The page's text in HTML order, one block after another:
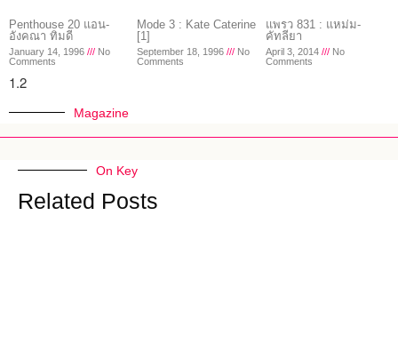
Penthouse 20 แอน-
อังคณา ทิมดี
January 14, 1996
No
Comments
Mode 3 : Kate Caterine
[1]
September 18, 1996
No
Comments
แพรว 831 : แหม่ม-
คัทลียา
April 3, 2014
No
Comments
Magazine
On Key
Related Posts